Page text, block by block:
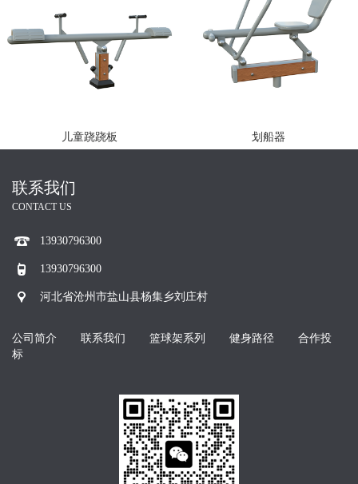
儿童跷跷板 划船器
联系我们
CONTACT US
13930796300
13930796300
河北省沧州市盐山县杨集乡刘庄村
公司简介 联系我们 篮球架系列 健身路径
合作投
标